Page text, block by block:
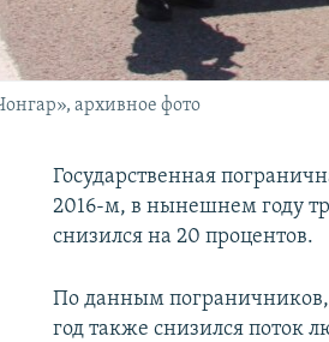
архивное фото
Государственная
2016-м, в нынешнем году
снизился на 20 процентов.
По данным
год также снизился поток